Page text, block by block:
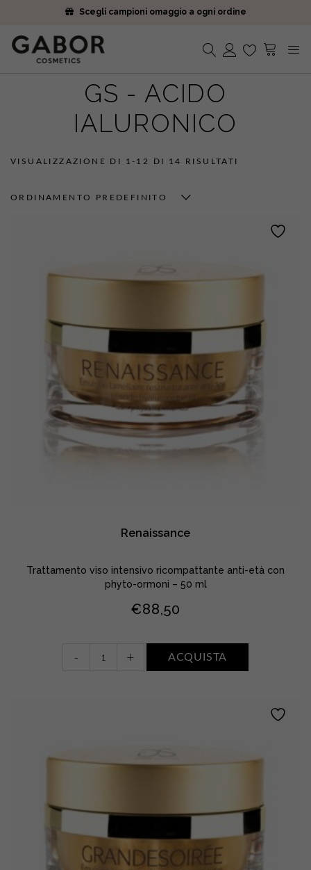
Scegli campioni omaggio a ogni ordine
Ricevi i tuoi ordini in 2-5 giorni
Scegli campioni omaggio a ogni ordine
Ricevi i tuoi ordini in 2-5 giorni
Nessun prodotto nel carrello.
GS - ACIDO
IALURONICO
VISUALIZZAZIONE DI 1-12 DI 14 RISULTATI
ORDINAMENTO PREDEFINITO
Renaissance
Trattamento viso intensivo ricompattante anti-età con
phyto-ormoni – 50 ml
€88,50
- + ACQUISTA